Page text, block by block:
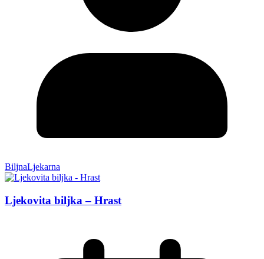
BiljnaLjekarna
Ljekovita biljka – Hrast